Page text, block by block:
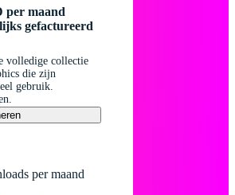
per maand
gefactureerd
volledige collectie
die zijn
gebruik.
per maand